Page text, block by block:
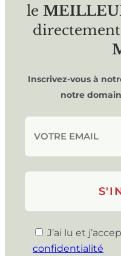
le
Inscrivez-vous à
notre
J’ai lu et
confidentialité